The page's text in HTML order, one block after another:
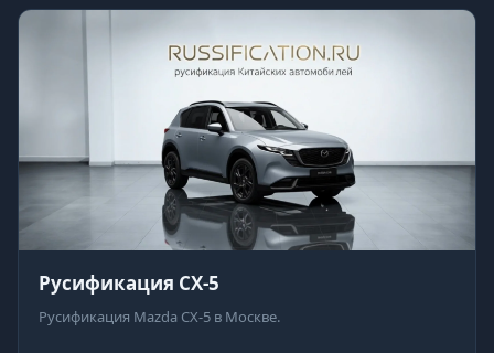
Русификация CX-5
Русификация Mazda CX-5 в Москве.